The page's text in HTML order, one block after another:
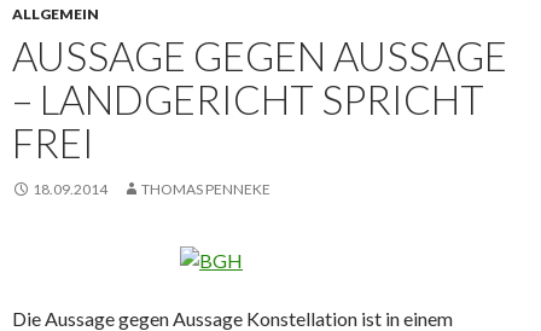
ALLGEMEIN
AUSSAGE GEGEN AUSSAGE
– LANDGERICHT SPRICHT
FREI
18.09.2014 THOMAS PENNEKE
Die Aussage gegen Aussage Konstellation ist in einem